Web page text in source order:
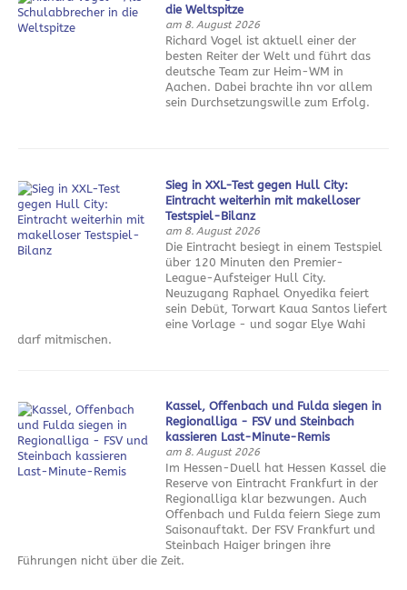
die Weltspitze
am 8. August 2026
Richard Vogel ist aktuell einer der
besten Reiter der Welt und führt das
deutsche Team zur Heim-WM in
Aachen. Dabei brachte ihn vor allem
sein Durchsetzungswille zum Erfolg.
Sieg in XXL-Test gegen Hull City:
Eintracht weiterhin mit makelloser
Testspiel-Bilanz
am 8. August 2026
Die Eintracht besiegt in einem Testspiel
über 120 Minuten den Premier-
League-Aufsteiger Hull City.
Neuzugang Raphael Onyedika feiert
sein Debüt, Torwart Kaua Santos liefert
eine Vorlage - und sogar Elye Wahi
darf mitmischen.
Kassel, Offenbach und Fulda siegen in
Regionalliga - FSV und Steinbach
kassieren Last-Minute-Remis
am 8. August 2026
Im Hessen-Duell hat Hessen Kassel die
Reserve von Eintracht Frankfurt in der
Regionalliga klar bezwungen. Auch
Offenbach und Fulda feiern Siege zum
Saisonauftakt. Der FSV Frankfurt und
Steinbach Haiger bringen ihre
Führungen nicht über die Zeit.